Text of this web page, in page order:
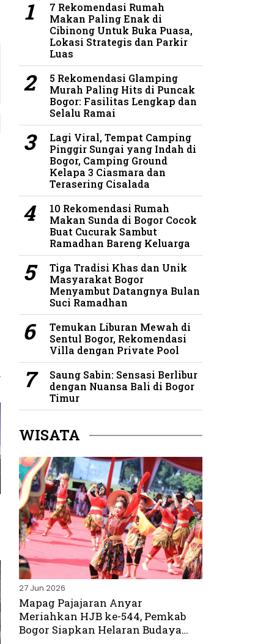
7 Rekomendasi Rumah
Makan Paling Enak di
Cibinong Untuk Buka Puasa,
Lokasi Strategis dan Parkir
Luas
5 Rekomendasi Glamping
Murah Paling Hits di Puncak
Bogor: Fasilitas Lengkap dan
Selalu Ramai
Lagi Viral, Tempat Camping
Pinggir Sungai yang Indah di
Bogor, Camping Ground
Kelapa 3 Ciasmara dan
Terasering Cisalada
10 Rekomendasi Rumah
Makan Sunda di Bogor Cocok
Buat Cucurak Sambut
Ramadhan Bareng Keluarga
Tiga Tradisi Khas dan Unik
Masyarakat Bogor
Menyambut Datangnya Bulan
Suci Ramadhan
Temukan Liburan Mewah di
Sentul Bogor, Rekomendasi
Villa dengan Private Pool
Saung Sabin: Sensasi Berlibur
dengan Nuansa Bali di Bogor
Timur
WISATA
27 Jun 2026
Mapag Pajajaran Anyar
Meriahkan HJB ke-544, Pemkab
Bogor Siapkan Helaran Budaya